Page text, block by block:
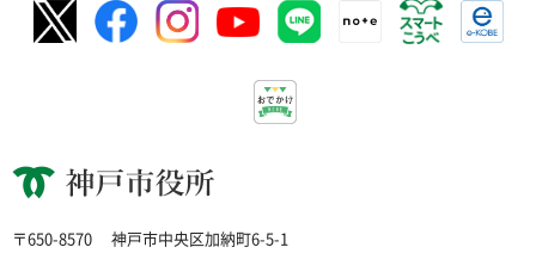
神戸市役所
〒650-8570 神戸市中央区加納町6-5-1